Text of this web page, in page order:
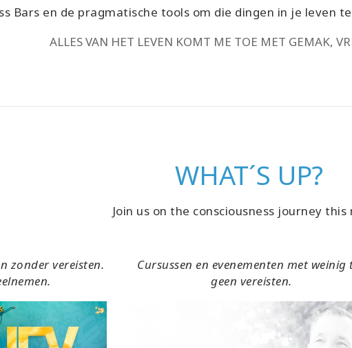
Bars en de pragmatische tools om die dingen in je
ALLES VAN HET LEVEN KOMT ME TOE MET GEMAK,
WHAT´S UP?
Join us on the consciousness journey this
zonder vereisten.
Cursussen en evenementen met weinig
geen vereisten.